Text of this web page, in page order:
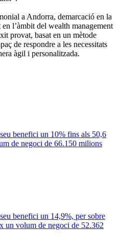
a Andorra, demarcació en la
l’àmbit del wealth management
provat, basat en un mètode
de respondre a les necessitats
àgil i personalitzada.
benefici un 10% fins als 50,6
de negoci de 66.150 milions
benefici un 14,9%, per sobre
un volum de negoci de 52.362